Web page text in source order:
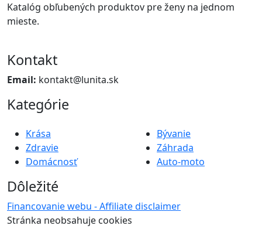
Katalóg obľubených produktov pre ženy na jednom
mieste.
Kontakt
Email: kontakt@lunita.sk
Kategórie
Krása
Zdravie
Domácnosť
Bývanie
Záhrada
Auto-moto
Dôležité
Financovanie webu - Affiliate disclaimer
Stránka neobsahuje cookies